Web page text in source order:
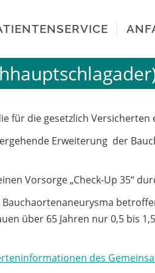
für die gesetzlich
Erweiterung der
Vorsorge „Check-Up 35“
über 65 Jahren nur 0,5 bis
des